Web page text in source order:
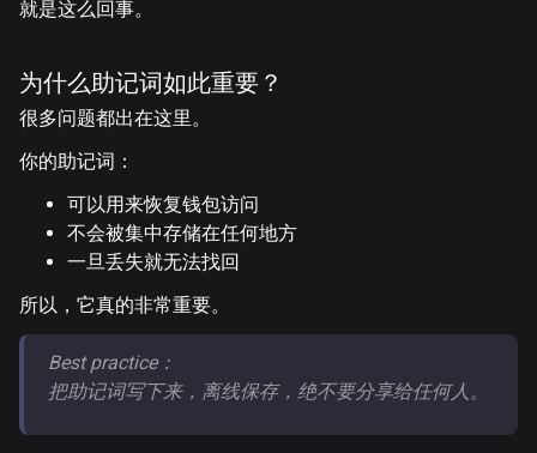
就是这么回事。
为什么助记词如此重要？
很多问题都出在这里。
你的助记词：
可以用来恢复钱包访问
不会被集中存储在任何地方
一旦丢失就无法找回
所以，它真的非常重要。
Best practice：
把助记词写下来，离线保存，绝不要分享给任何人。